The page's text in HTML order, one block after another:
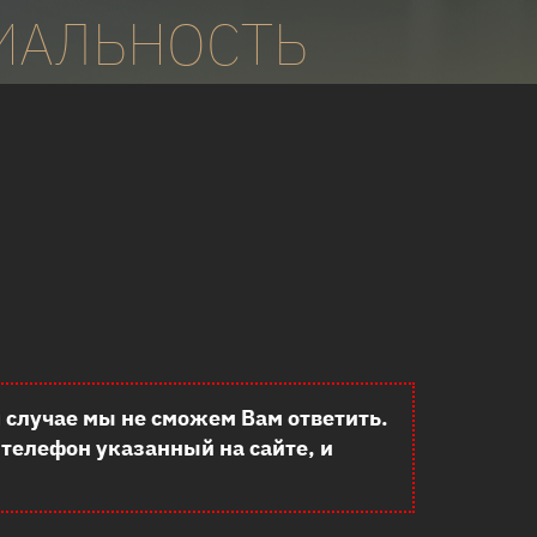
мы не сможем Вам ответить.
указанный на сайте, и